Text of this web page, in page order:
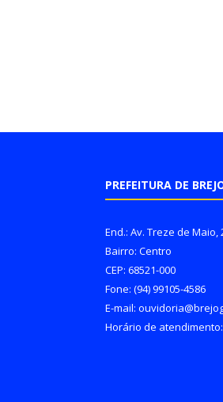
PREFEITURA DE
End.: Av. Treze de Maio,
Bairro: Centro
CEP: 68521-000
Fone: (94) 99105-4586
E-mail:
Horário de atendimento: